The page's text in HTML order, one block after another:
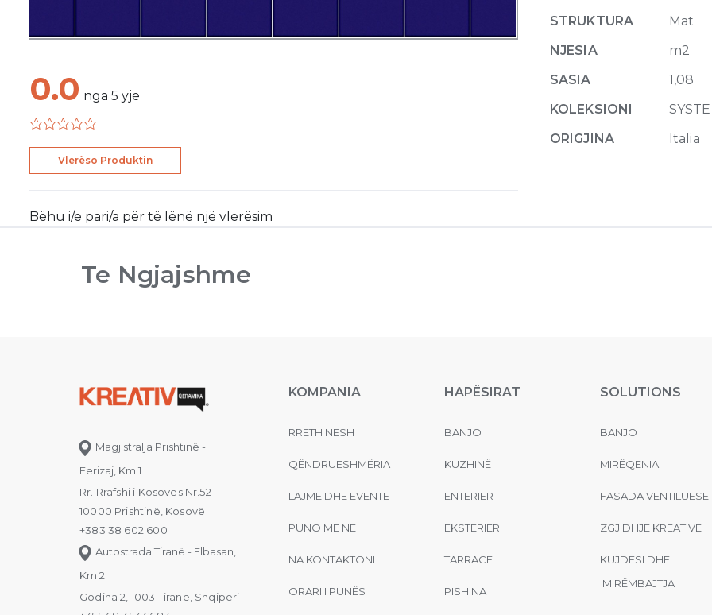
0.0 nga 5 yje
Vlerëso Produktin
Bëhu i/e pari/a për të lënë një vlerësim
STRUKTURA
Mat
NJESIA
m2
SASIA
1,08
KOLEKSIONI
ORIGJINA
Italia
Te Ngjajshme
Magjistralja Prishtinë -
Ferizaj, Km 1
Rr. Rrafshi i Kosovës Nr.52
10000 Prishtinë, Kosovë
+383 38 602 600
Autostrada Tiranë - Elbasan,
Km 2
Godina 2, 1003 Tiranë, Shqipëri
KOMPANIA
RRETH NESH
QËNDRUESHMËRIA
LAJME DHE EVENTE
PUNO ME NE
NA KONTAKTONI
ORARI I PUNËS
HAPËSIRAT
BANJO
KUZHINË
ENTERIER
EKSTERIER
TARRACË
PISHINA
SOLUTIONS
BANJO
MIRËQENIA
FASADA VENTILUESE
ZGJIDHJE KREATIVE
KUJDESI DHE
MIRËMBAJTJA